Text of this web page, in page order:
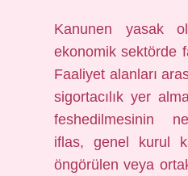
Kanunen yasak
ekonomik sektörde
Faaliyet alanları
sigortacılık yer
feshedilmesinin
iflas, genel kurul
öngörülen veya